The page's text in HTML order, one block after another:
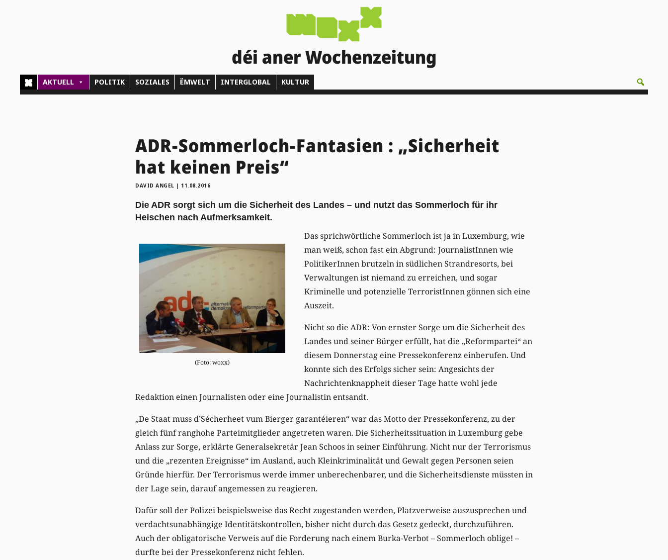
déi aner Wochenzeitung
AKTUELL POLITIK SOZIALES ËMWELT INTERGLOBAL KULTUR
ADR-Sommerloch-Fantasien : „Sicherheit
hat keinen Preis“
DAVID ANGEL | 11.08.2016
Die ADR sorgt sich um die Sicherheit des Landes – und nutzt das Sommerloch für ihr
Heischen nach Aufmerksamkeit.
(Foto: woxx)
Das sprichwörtliche Sommerloch ist ja in Luxemburg, wie
man weiß, schon fast ein Abgrund: JournalistInnen wie
PolitikerInnen brutzeln in südlichen Strandresorts, bei
Verwaltungen ist niemand zu erreichen, und sogar
Kriminelle und potenzielle TerroristInnen gönnen sich eine
Auszeit.
Nicht so die ADR: Von ernster Sorge um die Sicherheit des
Landes und seiner Bürger erfüllt, hat die „Reformpartei“ an
diesem Donnerstag eine Pressekonferenz einberufen. Und
konnte sich des Erfolgs sicher sein: Angesichts der
Nachrichtenknappheit dieser Tage hatte wohl jede
Redaktion einen Journalisten oder eine Journalistin entsandt.
„De Staat muss d’Sécherheet vum Bierger garantéieren“ war das Motto der Pressekonferenz, zu der
gleich fünf ranghohe Parteimitglieder angetreten waren. Die Sicherheitssituation in Luxemburg gebe
Anlass zur Sorge, erklärte Generalsekretär Jean Schoos in seiner Einführung. Nicht nur der Terrorismus
und die „rezenten Ereignisse“ im Ausland, auch Kleinkriminalität und Gewalt gegen Personen seien
Gründe hierfür. Der Terrorismus werde immer unberechenbarer, und die Sicherheitsdienste müssten in
der Lage sein, darauf angemessen zu reagieren.
Dafür soll der Polizei beispielsweise das Recht zugestanden werden, Platzverweise auszusprechen und
verdachtsunabhängige Identitätskontrollen, bisher nicht durch das Gesetz gedeckt, durchzuführen.
Auch der obligatorische Verweis auf die Forderung nach einem Burka-Verbot – Sommerloch oblige! –
durfte bei der Pressekonferenz nicht fehlen.